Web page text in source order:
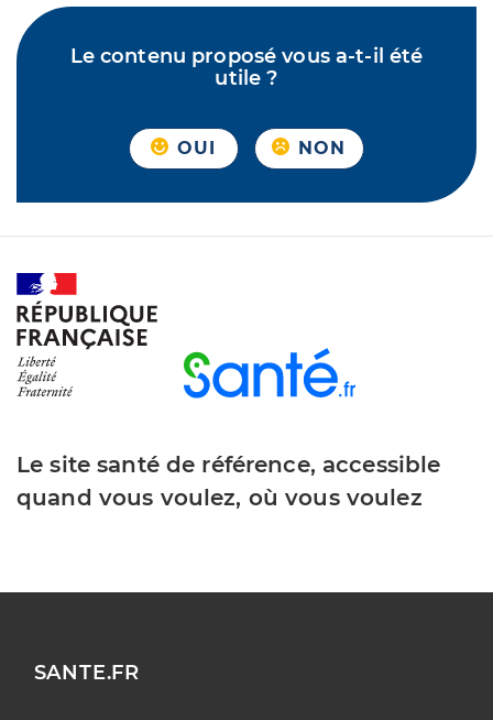
Le contenu proposé vous a-t-il été
utile ?
OUI NON
Le site santé de référence, accessible
quand vous voulez, où vous voulez
SANTE.FR